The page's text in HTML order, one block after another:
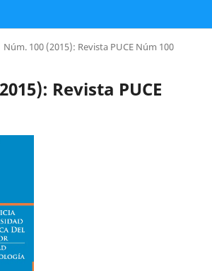
Núm. 100 (2015): Revista PUCE Núm 100
Revista PUCE